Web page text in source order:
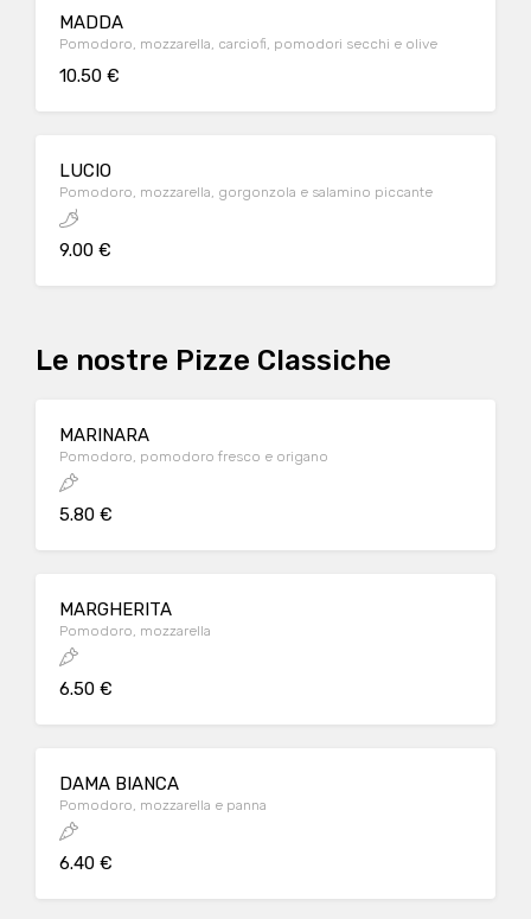
MADDA
Pomodoro, mozzarella, carciofi, pomodori secchi e olive
10.50 €
LUCIO
Pomodoro, mozzarella, gorgonzola e salamino piccante
9.00 €
Le nostre Pizze Classiche
MARINARA
Pomodoro, pomodoro fresco e origano
5.80 €
MARGHERITA
Pomodoro, mozzarella
6.50 €
DAMA BIANCA
Pomodoro, mozzarella e panna
6.40 €